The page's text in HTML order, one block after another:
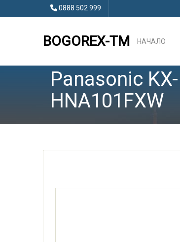
0888 502 999
BOGOREX-TM НАЧАЛО
Panasonic KX-
HNA101FXW